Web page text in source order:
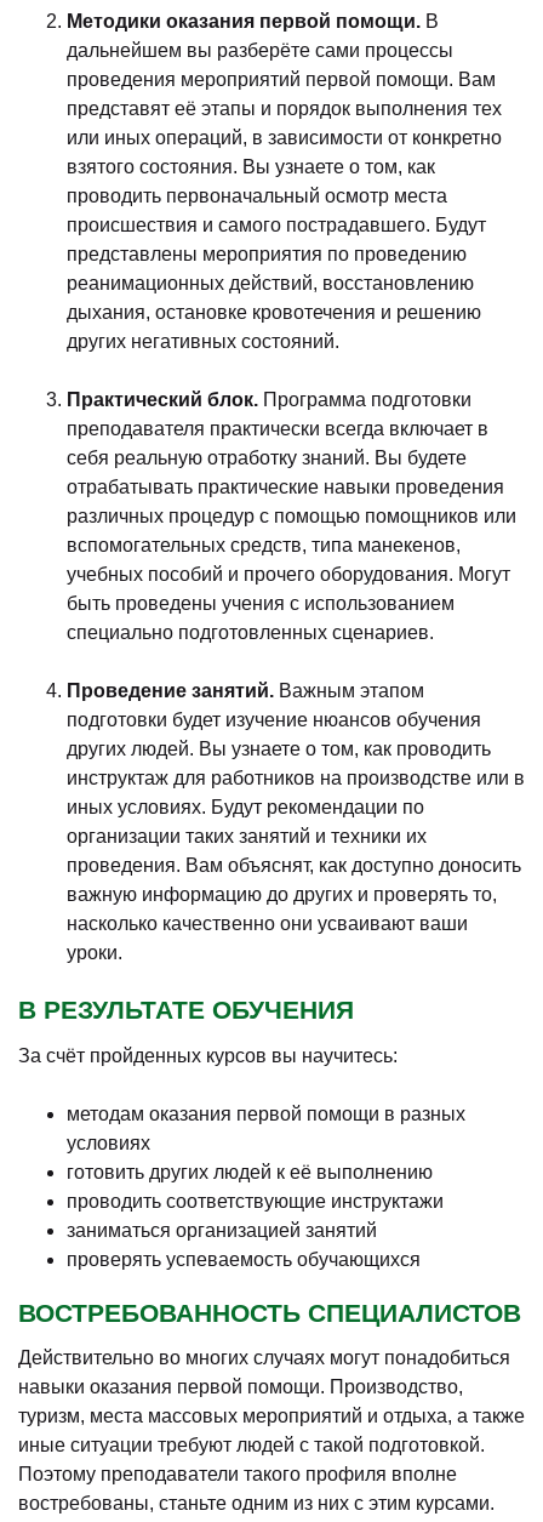
Методики оказания первой помощи. В
дальнейшем вы разберёте сами процессы
проведения мероприятий первой помощи. Вам
представят её этапы и порядок выполнения тех
или иных операций, в зависимости от конкретно
взятого состояния. Вы узнаете о том, как
проводить первоначальный осмотр места
происшествия и самого пострадавшего. Будут
представлены мероприятия по проведению
реанимационных действий, восстановлению
дыхания, остановке кровотечения и решению
других негативных состояний.
Практический блок. Программа подготовки
преподавателя практически всегда включает в
себя реальную отработку знаний. Вы будете
отрабатывать практические навыки проведения
различных процедур с помощью помощников или
вспомогательных средств, типа манекенов,
учебных пособий и прочего оборудования. Могут
быть проведены учения с использованием
специально подготовленных сценариев.
Проведение занятий. Важным этапом
подготовки будет изучение нюансов обучения
других людей. Вы узнаете о том, как проводить
инструктаж для работников на производстве или в
иных условиях. Будут рекомендации по
организации таких занятий и техники их
проведения. Вам объяснят, как доступно доносить
важную информацию до других и проверять то,
насколько качественно они усваивают ваши
уроки.
В РЕЗУЛЬТАТЕ ОБУЧЕНИЯ
За счёт пройденных курсов вы научитесь:
методам оказания первой помощи в разных
условиях
готовить других людей к её выполнению
проводить соответствующие инструктажи
заниматься организацией занятий
проверять успеваемость обучающихся
ВОСТРЕБОВАННОСТЬ СПЕЦИАЛИСТОВ
Действительно во многих случаях могут понадобиться
навыки оказания первой помощи. Производство,
туризм, места массовых мероприятий и отдыха, а также
иные ситуации требуют людей с такой подготовкой.
Поэтому преподаватели такого профиля вполне
востребованы, станьте одним из них с этим курсами.